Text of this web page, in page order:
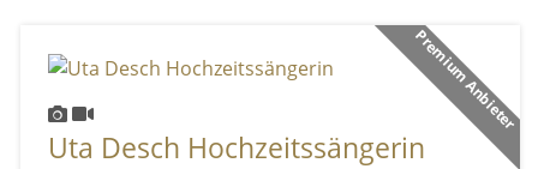
Premium Anbieter
Uta Desch Hochzeitssängerin